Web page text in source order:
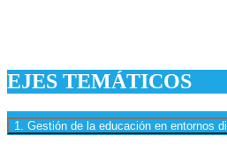
EJES TEMÁTICOS
1. Gestión de la educación en entornos